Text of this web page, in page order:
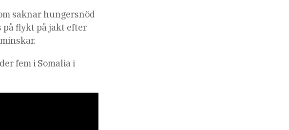
saknar hungersnöd
på flykt på jakt efter
fem i Somalia i